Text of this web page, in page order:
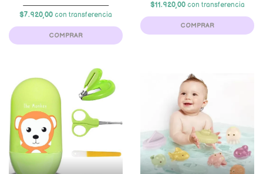
$7.920,00 con transferencia
COMPRAR
$11.920,00con transferencia
COMPRAR